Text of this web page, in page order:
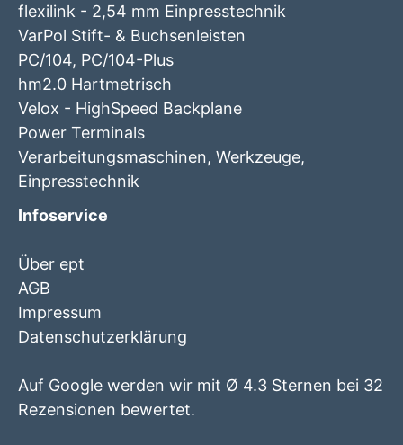
flexilink - 2,54 mm Einpresstechnik
VarPol Stift- & Buchsenleisten
PC/104, PC/104-Plus
hm2.0 Hartmetrisch
Velox - HighSpeed Backplane
Power Terminals
Verarbeitungsmaschinen, Werkzeuge,
Einpresstechnik
Infoservice
Über ept
AGB
Impressum
Datenschutzerklärung
Auf Google werden wir mit Ø 4.3 Sternen bei 32
Rezensionen bewertet.